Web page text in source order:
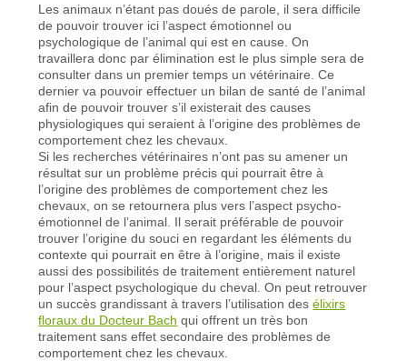
Les animaux n’étant pas doués de parole, il sera difficile
de pouvoir trouver ici l’aspect émotionnel ou
psychologique de l’animal qui est en cause. On
travaillera donc par élimination est le plus simple sera de
consulter dans un premier temps un vétérinaire. Ce
dernier va pouvoir effectuer un bilan de santé de l’animal
afin de pouvoir trouver s’il existerait des causes
physiologiques qui seraient à l’origine des problèmes de
comportement chez les chevaux.
Si les recherches vétérinaires n’ont pas su amener un
résultat sur un problème précis qui pourrait être à
l’origine des problèmes de comportement chez les
chevaux, on se retournera plus vers l’aspect psycho-
émotionnel de l’animal. Il serait préférable de pouvoir
trouver l’origine du souci en regardant les éléments du
contexte qui pourrait en être à l’origine, mais il existe
aussi des possibilités de traitement entièrement naturel
pour l’aspect psychologique du cheval. On peut retrouver
un succès grandissant à travers l’utilisation desélixirs
floraux du Docteur Bach qui offrent un très bon
traitement sans effet secondaire des problèmes de
comportement chez les chevaux.